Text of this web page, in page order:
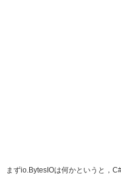
まずio.BytesIOは何かというと，